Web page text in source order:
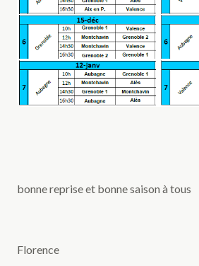
bonne reprise et bonne saison à tous
Florence